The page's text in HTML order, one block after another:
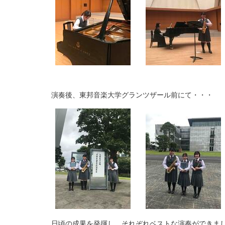
演奏後、東邦音楽大学グランツザール前にて・・・